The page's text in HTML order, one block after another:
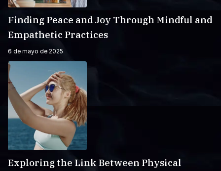
Finding Peace and Joy Through Mindful and
Empathetic Practices
6 de mayo de 2025
Exploring the Link Between Physical